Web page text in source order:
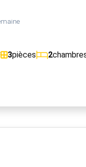
3pièces 2